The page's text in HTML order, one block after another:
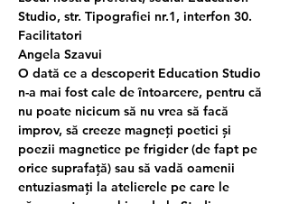
Studio, str. Tipografiei nr.1, interfon 30.
Facilitatori
Angela Szavui
O dată ce a descoperit Education Studio
n-a mai fost cale de întoarcere, pentru că
nu poate nicicum să nu vrea să facă
improv, să creeze magneți poetici și
poezii magnetice pe frigider (de fapt pe
orice suprafață) sau să vadă oamenii
entuziasmați la atelierele pe care le